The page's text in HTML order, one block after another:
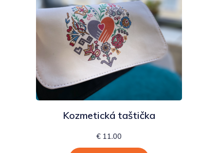
Kozmetická taštička
€ 11.00